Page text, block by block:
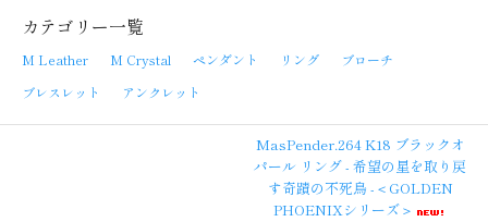
カテゴリー一覧
M Leather M Crystal ペンダント リング
ブローチ
ブレスレット
アンクレット
MasPender.264 K18 ブラックオ
パール リング - 希望の星を取り戻
す奇蹟の不死鳥 -＜GOLDEN
PHOENIXシリーズ＞